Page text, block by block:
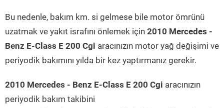
Bu nedenle, bakım km. si gelmese bile motor ömrünü
uzatmak ve yakıt israfını önlemek için 2010 Mercedes -
Benz E-Class E 200 Cgi aracınızın motor yağ değişimi ve
periyodik bakımını yılda bir kez yaptırmanız gerekir.
2010 Mercedes - Benz E-Class E 200 Cgi aracınızın
periyodik bakım takibini